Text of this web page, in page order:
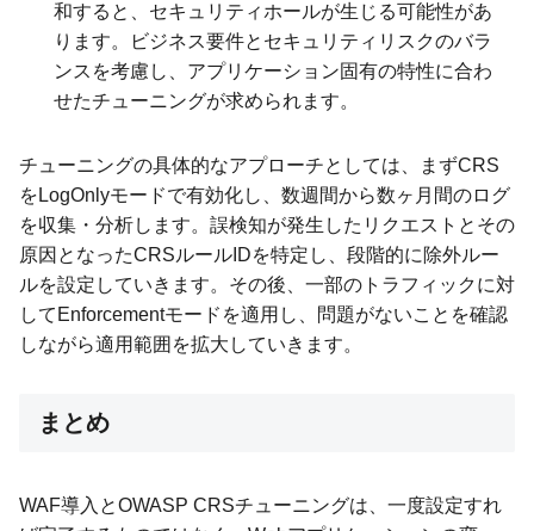
和すると、セキュリティホールが生じる可能性があ
ります。ビジネス要件とセキュリティリスクのバラ
ンスを考慮し、アプリケーション固有の特性に合わ
せたチューニングが求められます。
チューニングの具体的なアプローチとしては、まずCRS
をLogOnlyモードで有効化し、数週間から数ヶ月間のログ
を収集・分析します。誤検知が発生したリクエストとその
原因となったCRSルールIDを特定し、段階的に除外ルー
ルを設定していきます。その後、一部のトラフィックに対
してEnforcementモードを適用し、問題がないことを確認
しながら適用範囲を拡大していきます。
まとめ
WAF導入とOWASP CRSチューニングは、一度設定すれ